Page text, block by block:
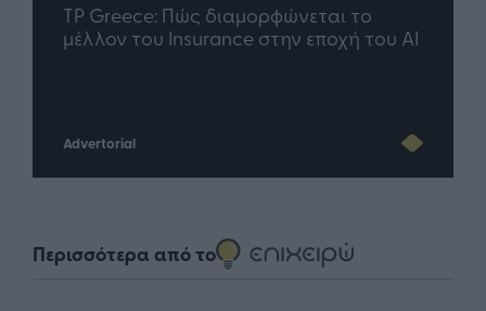
TP Greece: Πώς διαμορφώνεται το
μέλλον του Insurance στην εποχή του AI
Advertorial
Περισσότερα από το